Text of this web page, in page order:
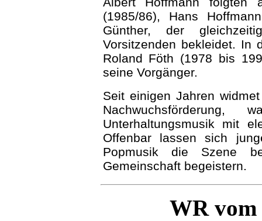
(1985/86), Hans
Günther, der
Vorsitzenden bekleidet. In
Roland Föth (1978 bis
seine Vorgänger.
Seit einigen Jahren
Unterhaltungsmusik mit
Offenbar lassen sich
Popmusik die Szene
Gemeinschaft begeistern.
WR vom